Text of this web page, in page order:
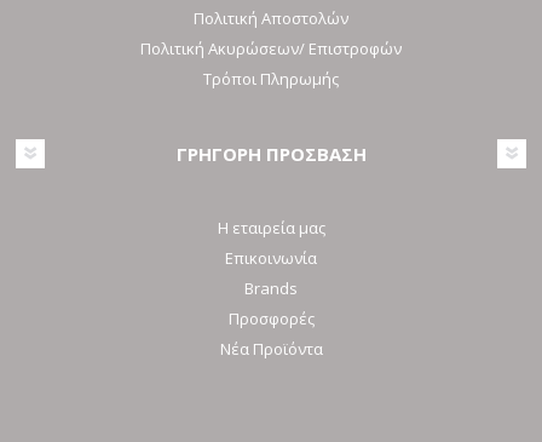
Πολιτική Αποστολών
Πολιτική Ακυρώσεων/ Επιστροφών
Τρόποι Πληρωμής
ΓΡΗΓΟΡΗ ΠΡΟΣΒΑΣΗ
Η εταιρεία μας
Επικοινωνία
Brands
Προσφορές
Νέα Προϊόντα